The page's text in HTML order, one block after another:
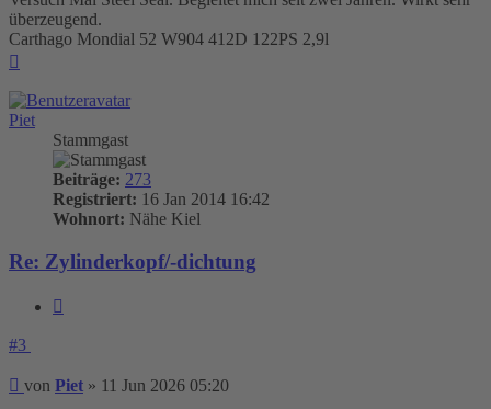
überzeugend.
Carthago Mondial 52 W904 412D 122PS 2,9l
Piet
Stammgast
Beiträge: 273
Registriert: 16 Jan 2014 16:42
Wohnort: Nähe Kiel
Re: Zylinderkopf/-dichtung
#3
Beitrag
von Piet » 11 Jun 2026 05:20